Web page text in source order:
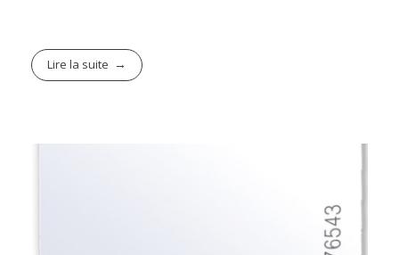
Lire la suite